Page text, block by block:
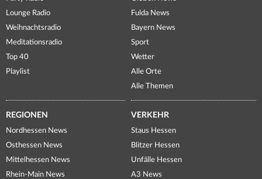
Lounge Radio
Weihnachtsradio
Meditationsradio
Top 40
Playlist
Fulda News
Bayern News
Sport
Wetter
Alle Orte
Alle Themen
REGIONEN
Nordhessen News
Osthessen News
Mittelhessen News
Rhein-Main News
VERKEHR
Staus Hessen
Blitzer Hessen
Unfälle Hessen
A3 News